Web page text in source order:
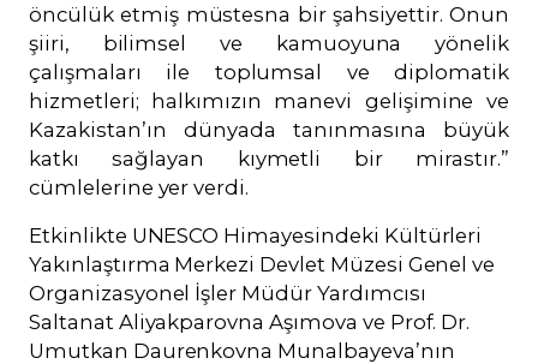
öncülük etmiş müstesna bir şahsiyettir. Onun
şiiri, bilimsel ve kamuoyuna yönelik
çalışmaları ile toplumsal ve diplomatik
hizmetleri; halkımızın manevi gelişimine ve
Kazakistan’ın dünyada tanınmasına büyük
katkı sağlayan kıymetli bir mirastır.”
cümlelerine yer verdi.
Etkinlikte UNESCO Himayesindeki Kültürleri
Yakınlaştırma Merkezi Devlet Müzesi Genel ve
Organizasyonel İşler Müdür Yardımcısı
Saltanat Aliyakparovna Aşımova ve Prof. Dr.
Umutkan Daurenkovna Munalbayeva’nın